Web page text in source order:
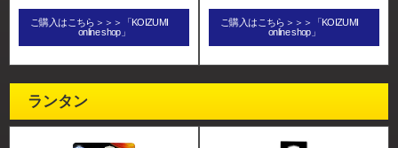
ご購入はこちら＞＞＞「KOIZUMI
online shop」
ご購入はこちら＞＞＞「KOIZUMI
online shop」
ランタン